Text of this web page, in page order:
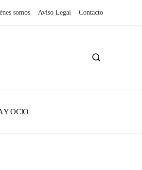
somos Aviso Legal Contacto
Y OCIO